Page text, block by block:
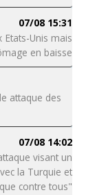
07/08 15:31
Unis mais
en baisse
attaque des
07/08 14:02
visant un
la Turquie et
contre tous"